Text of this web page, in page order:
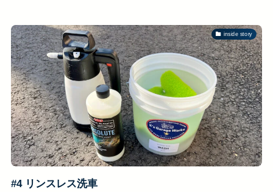
inside story
#4 リンスレス洗車